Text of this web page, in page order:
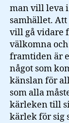
man vill leva
samhället. Att
vill gå vidare
välkomna
framtiden är
något som
känslan för
som alla
kärleken till
kärlek för sig